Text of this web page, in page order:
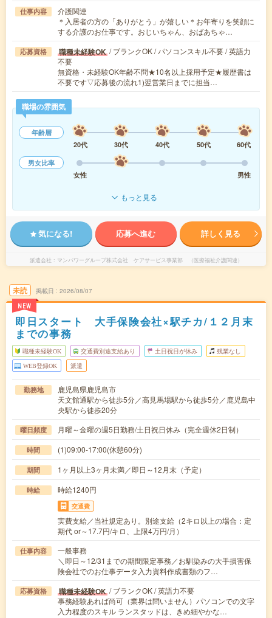
仕事内容
介護関連
＊入居者の方の「ありがとう」が嬉しい＊お年寄りを笑顔に
する介護のお仕事です。おじいちゃん、おばあちゃ…
応募資格 職種未経験OK / ブランクOK / パソコンスキル不要 / 英語力
不要
無資格・未経験OK年齢不問★10名以上採用予定★履歴書は
不要です▽応募後の流れ1)翌営業日までに担当…
職場の雰囲気
年齢層
20代
30代 40代 50代
60代
男女比率
女性
男性
もっと見る
気になる! 応募へ進む 詳しく見る
派遣会社 マンパワーグループ株式会社 ケアサービス事業部 （医療福祉介護関連）
未読
NEW
掲載日 2026/08/07
即日スタート 大手保険会社×駅チカ/１２月末
までの事務
職種未経験OK 交通費別途支給あり 土日祝日が休み 残業なし
WEB登録OK 派遣
勤務地
鹿児島県鹿児島市
天文館通駅から徒歩5分／高見馬場駅から徒歩5分／鹿児島中
央駅から徒歩20分
曜日頻度 月曜～金曜の週5日勤務/土日祝日休み（完全週休2日制）
時間 (1)09:00-17:00(休憩60分)
期間 1ヶ月以上3ヶ月未満／即日～12月末（予定）
時給 時給1240円
交通費
実費支給／当社規定あり。別途支給（2キロ以上の場合：定
期代 or～17.7円/キロ、上限4万円/月）
仕事内容
一般事務
＼即日～12/31までの期間限定事務／お馴染みの大手損害保
険会社でのお仕事データ入力資料作成書類のフ…
応募資格 職種未経験OK / ブランクOK / 英語力不要
事務経験あれば尚可（業界は問いません）パソコンでの文字
入力程度のスキル ランスタッドは、きめ細やかな…